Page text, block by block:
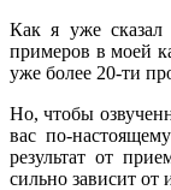
Как я уже
примеров в моей
уже более 20-ти
Но, чтобы
вас по-
результат от
сильно зависит от